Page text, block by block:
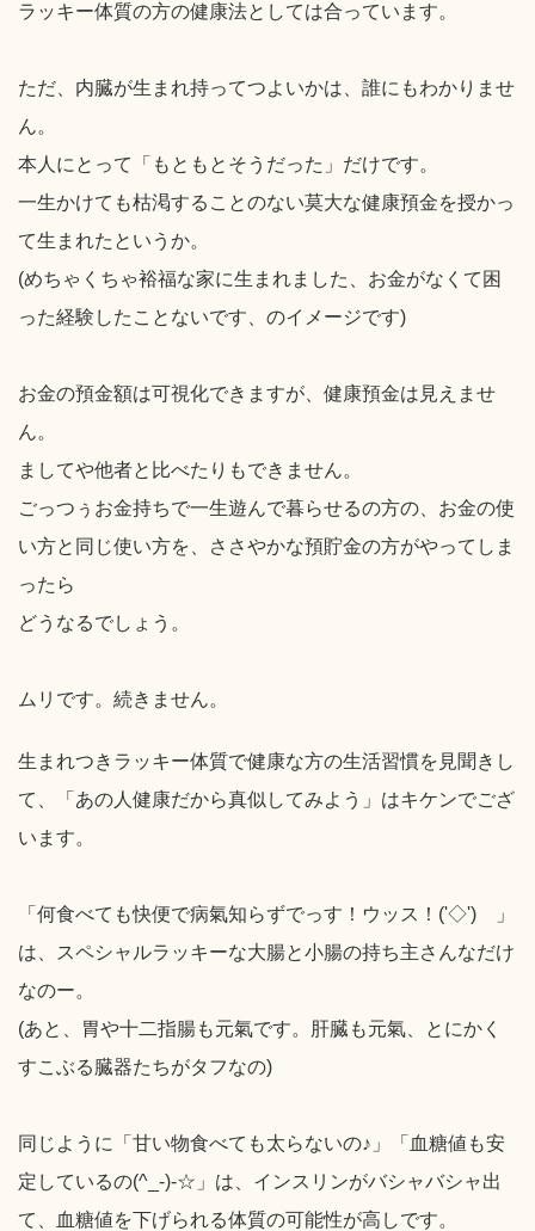
ラッキー体質の方の健康法としては合っています。
ただ、内臓が生まれ持ってつよいかは、誰にもわかりませ
ん。
本人にとって「もともとそうだった」だけです。
一生かけても枯渇することのない莫大な健康預金を授かっ
て生まれたというか。
(めちゃくちゃ裕福な家に生まれました、お金がなくて困
った経験したことないです、のイメージです)
お金の預金額は可視化できますが、健康預金は見えませ
ん。
ましてや他者と比べたりもできません。
ごっつぅお金持ちで一生遊んで暮らせるの方の、お金の使
い方と同じ使い方を、ささやかな預貯金の方がやってしま
ったら
どうなるでしょう。
ムリです。続きません。
生まれつきラッキー体質で健康な方の生活習慣を見聞きし
て、「あの人健康だから真似してみよう」はキケンでござ
います。
「何食べても快便で病氣知らずでっす！ウッス！('◇')ゞ」
は、スペシャルラッキーな大腸と小腸の持ち主さんなだけ
なのー。
(あと、胃や十二指腸も元氣です。肝臓も元氣、とにかく
すこぶる臓器たちがタフなの)
同じように「甘い物食べても太らないの♪」「血糖値も安
定しているの(^_-)-☆」は、インスリンがバシャバシャ出
て、血糖値を下げられる体質の可能性が高しです。